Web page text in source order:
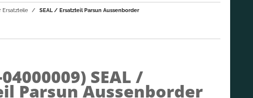
Ersatzteile SEAL / Ersatzteil Parsun Aussenborder
SEAL /
Parsun Aussenborder